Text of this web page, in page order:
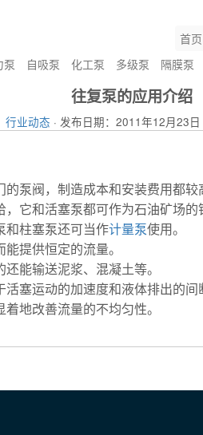
首页
泵 自吸泵 化工泵 多级泵 隔膜泵
往复泵的应用介绍
行业动态 · 发布日期：2011年12月23
阀，制造成本和安装费用都较
它和活塞泵都可作为石油矿场的
和柱塞泵还可当作计量泵使用。
提供恒定的流量。
能输送泥浆、混凝土等。
运动的加速度和液体排出的间
地改善流量的不均匀性。